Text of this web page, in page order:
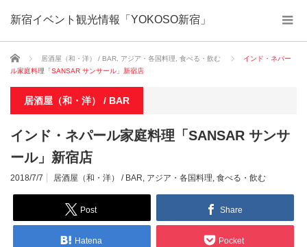
新宿イベント観光情報「YOKOSO新宿」
ホーム 居酒屋（和・洋） / BAR アジア・各国料理 食べる・飲む
インド・ネパー
ル家庭料理「SANSAR サンサール」新宿店
居酒屋（和・洋） / BAR
インド・ネパール家庭料理「SANSAR サンサ
ール」新宿店
2018/7/7 居酒屋（和・洋） / BAR, アジア・各国料理, 食べる・飲む
Post Share
Hatena Pocket